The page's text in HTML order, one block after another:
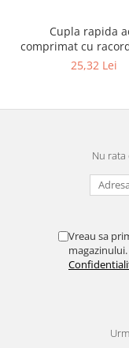
Cupla rapida
comprimat cu
8 mm (5/16") | SUA /
25,32 Lei
Nu
Vreau sa